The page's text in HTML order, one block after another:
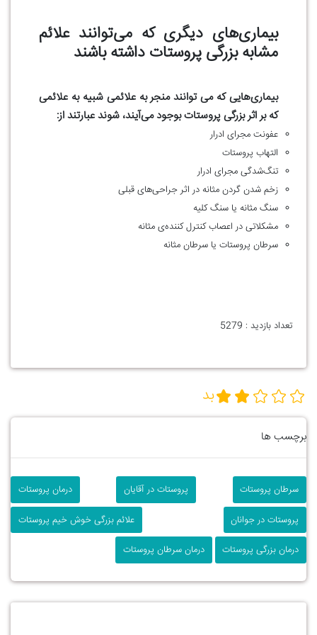
بیماری‌های دیگری که می‌توانند علائم
مشابه بزرگی پروستات داشته باشند
بیماری‌هایی که می توانند منجر به علائمی شبیه به علائمی
که بر اثر بزرگی پروستات بوجود می‌آیند، شوند عبارتند از:
عفونت مجرای ادرار
التهاب پروستات
تنگ‌شدگی مجرای ادرار
زخم شدن گردن مثانه در اثر جراحی‌های قبلی
سنگ مثانه یا سنگ کلیه
مشکلاتی در اعصاب کنترل کننده‌ی مثانه
سرطان پروستات یا سرطان مثانه
تعداد بازدید : 5279
بد
برچسب ها
سرطان پروستات پروستات در آقایان درمان پروستات
پروستات در جوانان علائم بزرگی خوش خیم پروستات
درمان بزرگی پروستات درمان سرطان پروستات